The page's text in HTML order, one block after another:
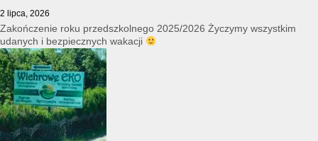
2 lipca, 2026
Zakończenie roku przedszkolnego 2025/2026 Życzymy wszystkim
udanych i bezpiecznych wakacji